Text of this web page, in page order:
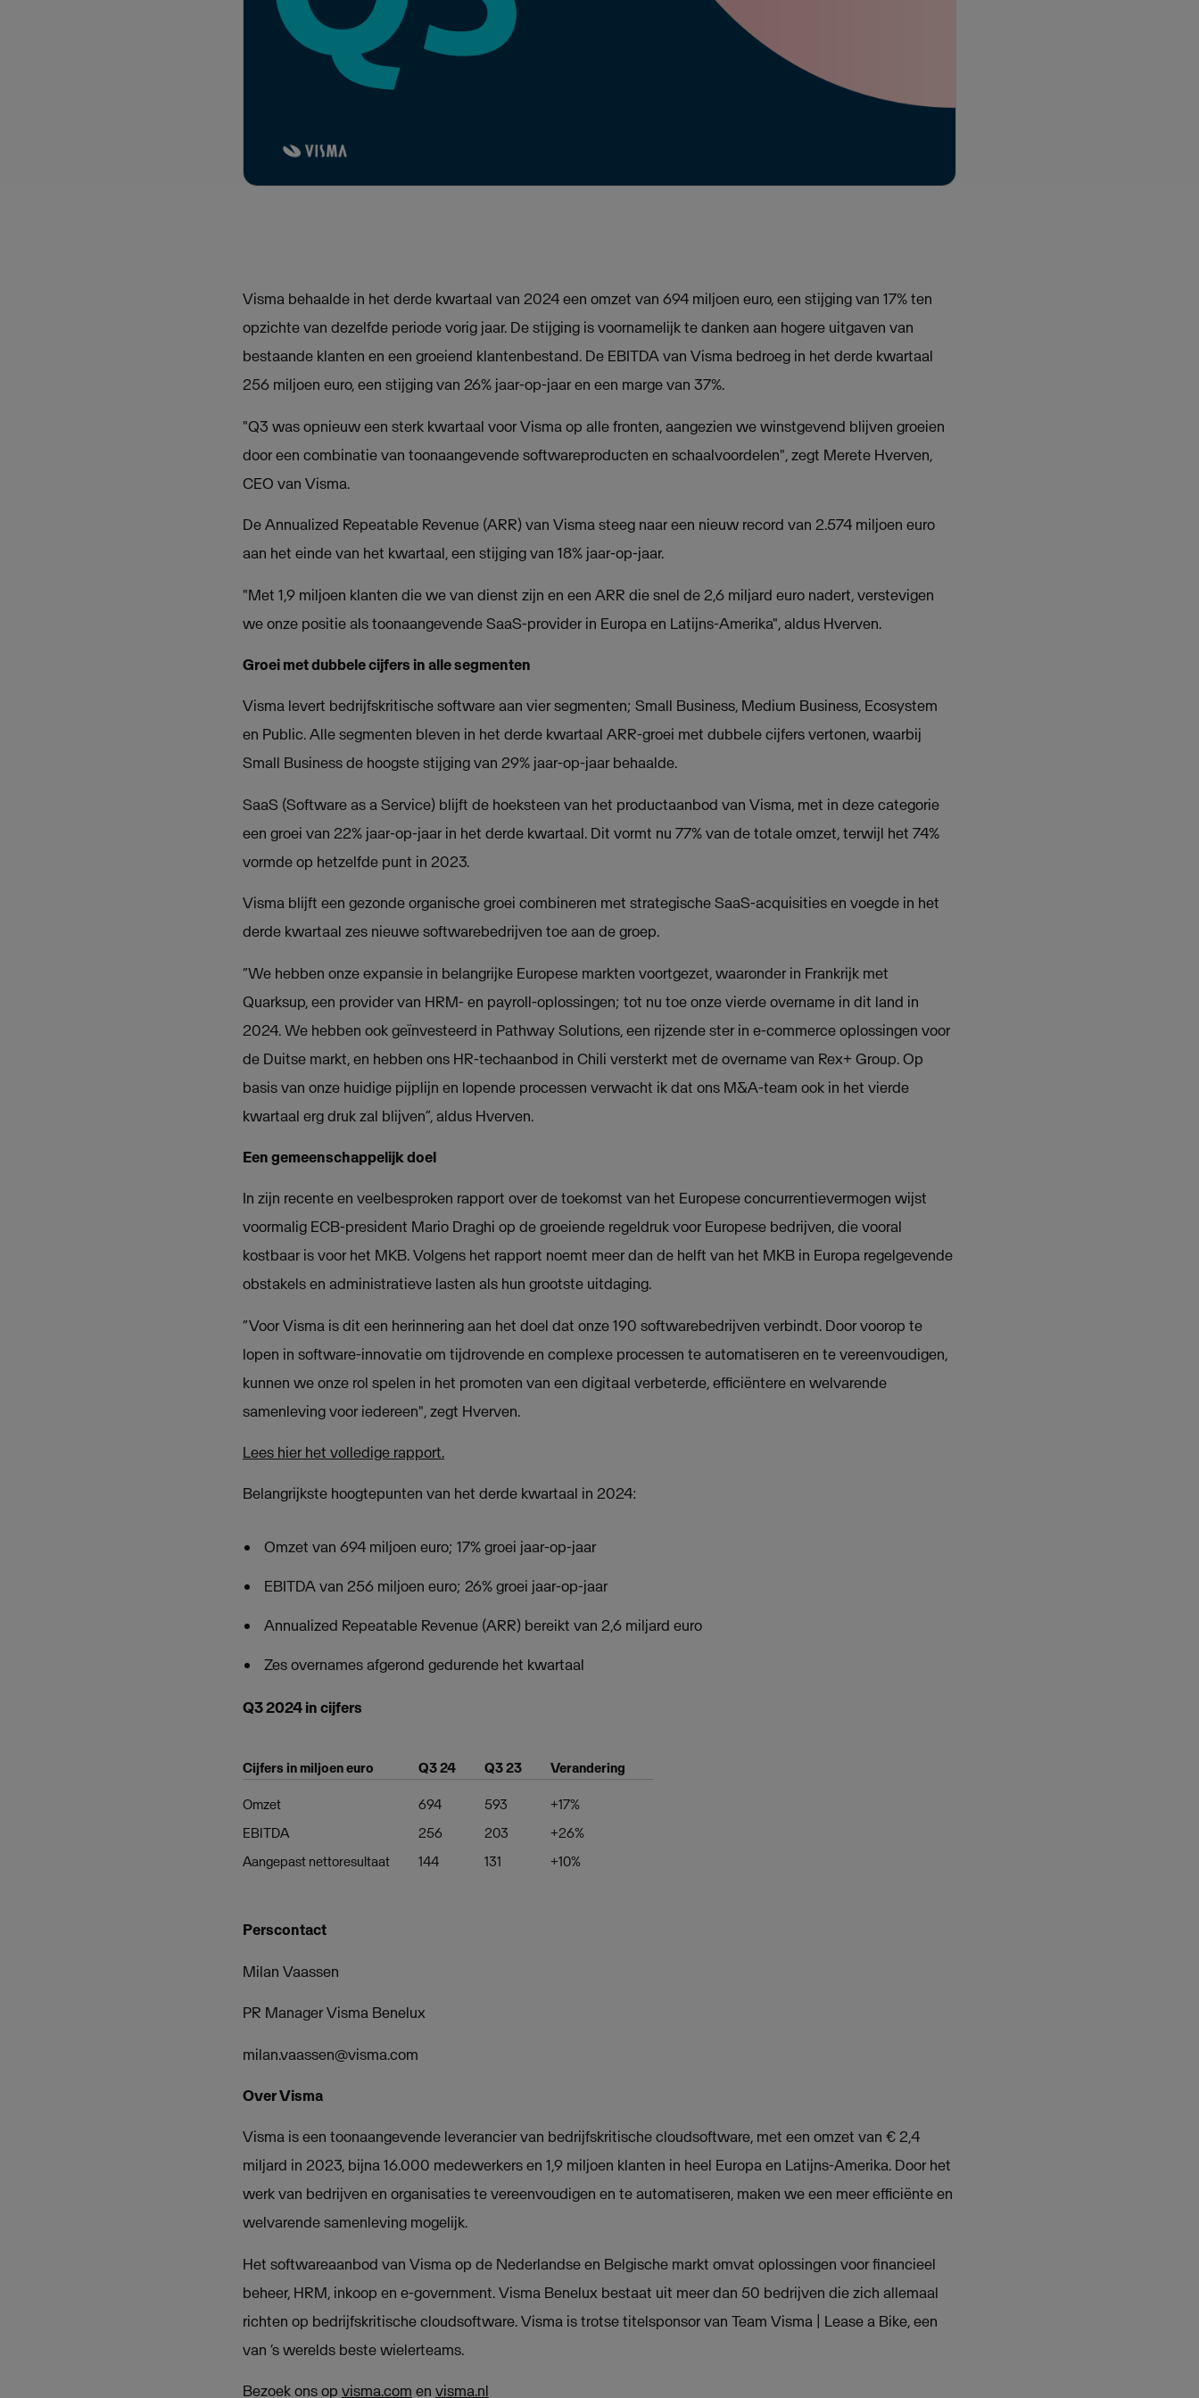
Visma behaalde in het derde kwartaal van 2024 een omzet van 694 miljoen euro, een stijging van 17% ten
opzichte van dezelfde periode vorig jaar. De stijging is voornamelijk te danken aan hogere uitgaven van
bestaande klanten en een groeiend klantenbestand. De EBITDA van Visma bedroeg in het derde kwartaal
256 miljoen euro, een stijging van 26% jaar-op-jaar en een marge van 37%.
"Q3 was opnieuw een sterk kwartaal voor Visma op alle fronten, aangezien we winstgevend blijven groeien
door een combinatie van toonaangevende softwareproducten en schaalvoordelen", zegt Merete Hverven,
CEO van Visma.
De Annualized Repeatable Revenue (ARR) van Visma steeg naar een nieuw record van 2.574 miljoen euro
aan het einde van het kwartaal, een stijging van 18% jaar-op-jaar.
"Met 1,9 miljoen klanten die we van dienst zijn en een ARR die snel de 2,6 miljard euro nadert, verstevigen
we onze positie als toonaangevende SaaS-provider in Europa en Latijns-Amerika", aldus Hverven.
Groei met dubbele cijfers in alle segmenten
Visma levert bedrijfskritische software aan vier segmenten; Small Business, Medium Business, Ecosystem
en Public. Alle segmenten bleven in het derde kwartaal ARR-groei met dubbele cijfers vertonen, waarbij
Small Business de hoogste stijging van 29% jaar-op-jaar behaalde.
SaaS (Software as a Service) blijft de hoeksteen van het productaanbod van Visma, met in deze categorie
een groei van 22% jaar-op-jaar in het derde kwartaal. Dit vormt nu 77% van de totale omzet, terwijl het 74%
vormde op hetzelfde punt in 2023.
Visma blijft een gezonde organische groei combineren met strategische SaaS-acquisities en voegde in het
derde kwartaal zes nieuwe softwarebedrijven toe aan de groep.
“We hebben onze expansie in belangrijke Europese markten voortgezet, waaronder in Frankrijk met
Quarksup, een provider van HRM- en payroll-oplossingen; tot nu toe onze vierde overname in dit land in
2024. We hebben ook geïnvesteerd in Pathway Solutions, een rijzende ster in e-commerce oplossingen voor
de Duitse markt, en hebben ons HR-techaanbod in Chili versterkt met de overname van Rex+ Group. Op
basis van onze huidige pijplijn en lopende processen verwacht ik dat ons M&A-team ook in het vierde
kwartaal erg druk zal blijven”, aldus Hverven.
Een gemeenschappelijk doel
In zijn recente en veelbesproken rapport over de toekomst van het Europese concurrentievermogen wijst
voormalig ECB-president Mario Draghi op de groeiende regeldruk voor Europese bedrijven, die vooral
kostbaar is voor het MKB. Volgens het rapport noemt meer dan de helft van het MKB in Europa regelgevende
obstakels en administratieve lasten als hun grootste uitdaging.
“Voor Visma is dit een herinnering aan het doel dat onze 190 softwarebedrijven verbindt. Door voorop te
lopen in software-innovatie om tijdrovende en complexe processen te automatiseren en te vereenvoudigen,
kunnen we onze rol spelen in het promoten van een digitaal verbeterde, efficiëntere en welvarende
samenleving voor iedereen", zegt Hverven.
Lees hier het volledige rapport.
Belangrijkste hoogtepunten van het derde kwartaal in 2024:
Omzet van 694 miljoen euro; 17% groei jaar-op-jaar
EBITDA van 256 miljoen euro; 26% groei jaar-op-jaar
Annualized Repeatable Revenue (ARR) bereikt van 2,6 miljard euro
Zes overnames afgerond gedurende het kwartaal
Q3 2024 in cijfers
Cijfers in miljoen euro Q3 24 Q3 23 Verandering
Omzet 694 593
+17%
EBITDA
256 203
+26%
Aangepast nettoresultaat
144 131 +10%
Perscontact
Milan Vaassen
PR Manager Visma Benelux
milan.vaassen@visma.com
Over Visma
Visma is een toonaangevende leverancier van bedrijfskritische cloudsoftware, met een omzet van € 2,4
miljard in 2023, bijna 16.000 medewerkers en 1,9 miljoen klanten in heel Europa en Latijns-Amerika. Door het
werk van bedrijven en organisaties te vereenvoudigen en te automatiseren, maken we een meer efficiënte en
welvarende samenleving mogelijk.
Het softwareaanbod van Visma op de Nederlandse en Belgische markt omvat oplossingen voor financieel
beheer, HRM, inkoop en e-government. Visma Benelux bestaat uit meer dan 50 bedrijven die zich allemaal
richten op bedrijfskritische cloudsoftware. Visma is trotse titelsponsor van Team Visma | Lease a Bike, een
van ‘s werelds beste wielerteams.
Bezoek ons op visma.com en visma.nl